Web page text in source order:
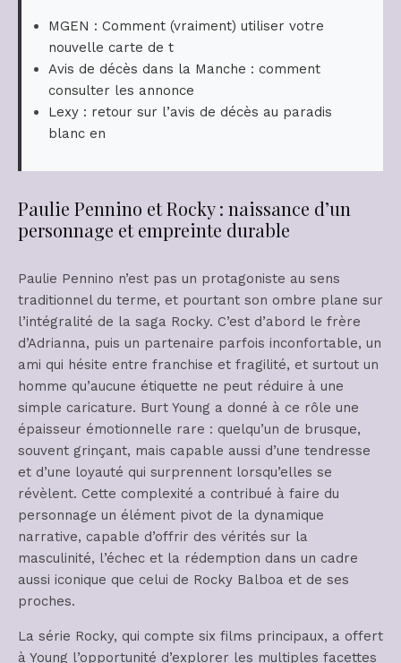
MGEN : Comment (vraiment) utiliser votre
nouvelle carte de t
Avis de décès dans la Manche : comment
consulter les annonce
Lexy : retour sur l’avis de décès au paradis
blanc en
Paulie Pennino et Rocky : naissance d’un
personnage et empreinte durable
Paulie Pennino n’est pas un protagoniste au sens
traditionnel du terme, et pourtant son ombre plane sur
l’intégralité de la saga Rocky. C’est d’abord le frère
d’Adrianna, puis un partenaire parfois inconfortable, un
ami qui hésite entre franchise et fragilité, et surtout un
homme qu’aucune étiquette ne peut réduire à une
simple caricature. Burt Young a donné à ce rôle une
épaisseur émotionnelle rare : quelqu’un de brusque,
souvent grinçant, mais capable aussi d’une tendresse
et d’une loyauté qui surprennent lorsqu’elles se
révèlent. Cette complexité a contribué à faire du
personnage un élément pivot de la dynamique
narrative, capable d’offrir des vérités sur la
masculinité, l’échec et la rédemption dans un cadre
aussi iconique que celui de Rocky Balboa et de ses
proches.
La série Rocky, qui compte six films principaux, a offert
à Young l’opportunité d’explorer les multiples facettes